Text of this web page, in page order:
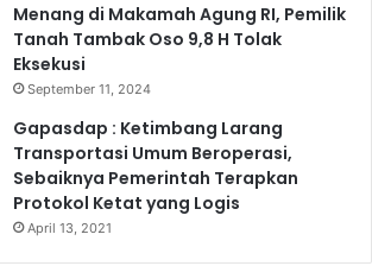
Menang di Makamah Agung RI, Pemilik
Tanah Tambak Oso 9,8 H Tolak
Eksekusi
September 11, 2024
Gapasdap : Ketimbang Larang
Transportasi Umum Beroperasi,
Sebaiknya Pemerintah Terapkan
Protokol Ketat yang Logis
April 13, 2021